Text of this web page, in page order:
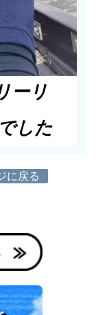
ーリ
した
に戻る